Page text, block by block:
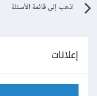
اذهب إلى قائمة الأسئلة
إعلانات